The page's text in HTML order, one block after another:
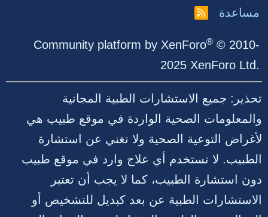
مساعدة
R
Community platform by XenForo® © 2010-
2025 XenForo Ltd.
تحذير: جميع الاستشارات الطبية المجانية
والمعلومات الصحية الواردة في موقع طبيب هي
لأغراض التوعية الصحية ولا تغني عن استشارة
الطبيب. لا تستخدم أي علاج وارد في موقع طبيب
دون استشارة الطبيب، كما لا يجب أن تعتبر
الاستشارات الطبية عن بعد كبديل للتشخيص أو